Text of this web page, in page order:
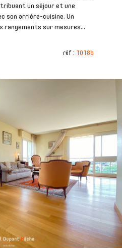
un séjour et une
son arrière-cuisine. Un
rangements sur mesures...
réf : 1018b